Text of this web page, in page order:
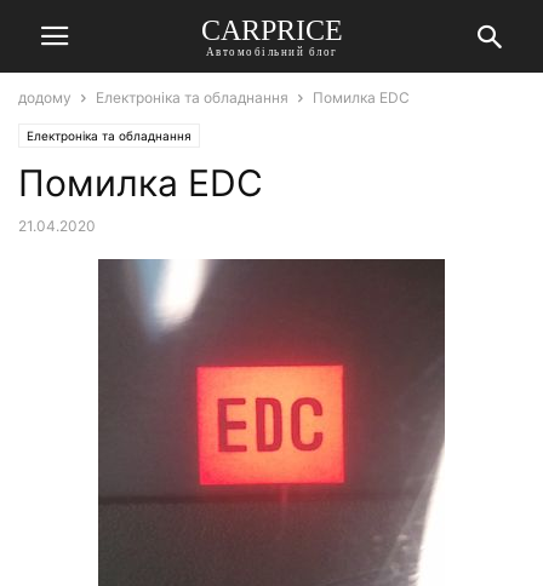
СARPRICE
Автомобільний блог
додому Електроніка та обладнання Помилка EDC
Електроніка та обладнання
Помилка EDC
21.04.2020